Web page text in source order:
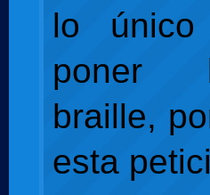
lo único
poner
braille,
esta